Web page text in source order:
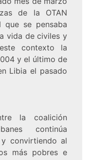
de la OTAN
se pensaba
vida de civiles y
contexto la
y el último de
Libia el pasado
la coalición
continúa
convirtiendo al
más pobres e